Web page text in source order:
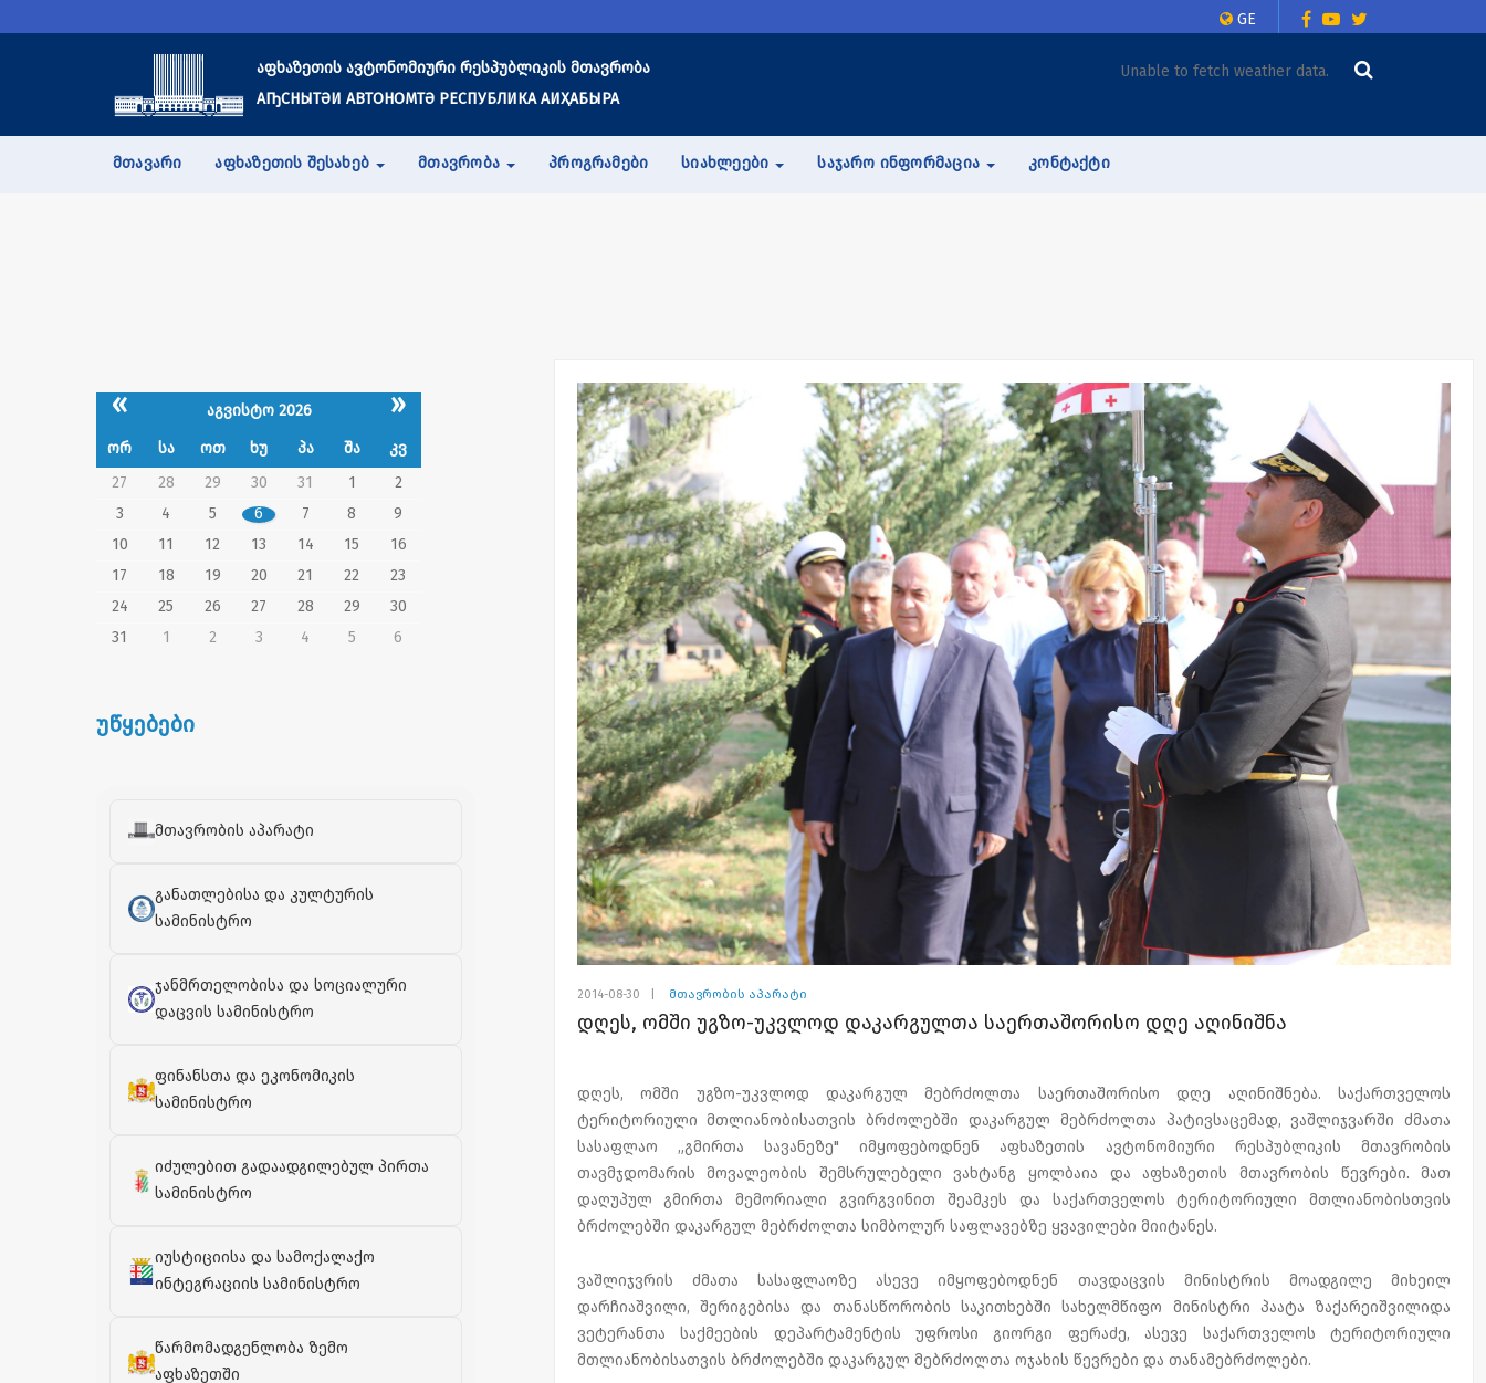
GE
აფხაზეთის ავტონომიური რესპუბლიკის მთავრობა
АҦСНЫТӘИ АВТОНОМТӘ РЕСПУБЛИКА АИҲАБЫРА
Unable to fetch weather data.
ᲛᲗᲐᲕᲐᲠᲘ ᲐᲤᲮᲐᲖᲔᲗᲘᲡ ᲨᲔᲡᲐᲮᲔᲑ ᲛᲗᲐᲕᲠᲝᲑᲐ ᲞᲠᲝᲒᲠᲐᲛᲔᲑᲘ ᲡᲘᲐᲮᲚᲔᲔᲑᲘ ᲡᲐᲯᲐᲠᲝ ᲘᲜᲤᲝᲠᲛᲐᲪᲘᲐ ᲙᲝᲜᲢᲐᲥᲢᲘ
« აგვისტო 2026 »
ორ სა ოთ ხუ პა შა
კვ
27
28 29 30 31 1
2
3
4 5 6 7 8
9
10
11 12 13 14 15
16
17
18 19 20 21 22
23
24
25 26 27 28 29
30
31
1 2 3 4 5 6
უწყებები
მთავრობის აპარატი
განათლებისა და კულტურის
სამინისტრო
ჯანმრთელობისა და სოციალური
დაცვის სამინისტრო
ფინანსთა და ეკონომიკის
სამინისტრო
იძულებით გადაადგილებულ პირთა
სამინისტრო
იუსტიციისა და სამოქალაქო
ინტეგრაციის სამინისტრო
წარმომადგენლობა ზემო
აფხაზეთში
2014-08-30 მთავრობის აპარატი
დღეს, ომში უგზო-უკვლოდ დაკარგულთა საერთაშორისო დღე აღინიშნა
დღეს, ომში უგზო-უკვლოდ დაკარგულ მებრძოლთა საერთაშორისო დღე აღინიშნება. საქართველოს
ტერიტორიული მთლიანობისათვის ბრძოლებში დაკარგულ მებრძოლთა პატივსაცემად, ვაშლიჯვარში ძმათა
სასაფლაო „გმირთა სავანეზე" იმყოფებოდნენ აფხაზეთის ავტონომიური რესპუბლიკის მთავრობის
თავმჯდომარის მოვალეობის შემსრულებელი ვახტანგ ყოლბაია და აფხაზეთის მთავრობის წევრები. მათ
დაღუპულ გმირთა მემორიალი გვირგვინით შეამკეს და საქართველოს ტერიტორიული მთლიანობისთვის
ბრძოლებში დაკარგულ მებრძოლთა სიმბოლურ საფლავებზე ყვავილები მიიტანეს.
ვაშლიჯვრის ძმათა სასაფლაოზე ასევე იმყოფებოდნენ თავდაცვის მინისტრის მოადგილე მიხეილ
დარჩიაშვილი, შერიგებისა და თანასწორობის საკითხებში სახელმწიფო მინისტრი პაატა ზაქარეიშვილიდა
ვეტერანთა საქმეების დეპარტამენტის უფროსი გიორგი ფერაძე, ასევე საქართველოს ტერიტორიული
მთლიანობისათვის ბრძოლებში დაკარგულ მებრძოლთა ოჯახის წევრები და თანამებრძოლები.